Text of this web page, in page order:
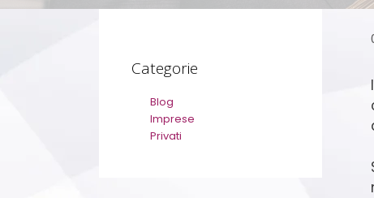
Categorie
Blog
Imprese
Privati